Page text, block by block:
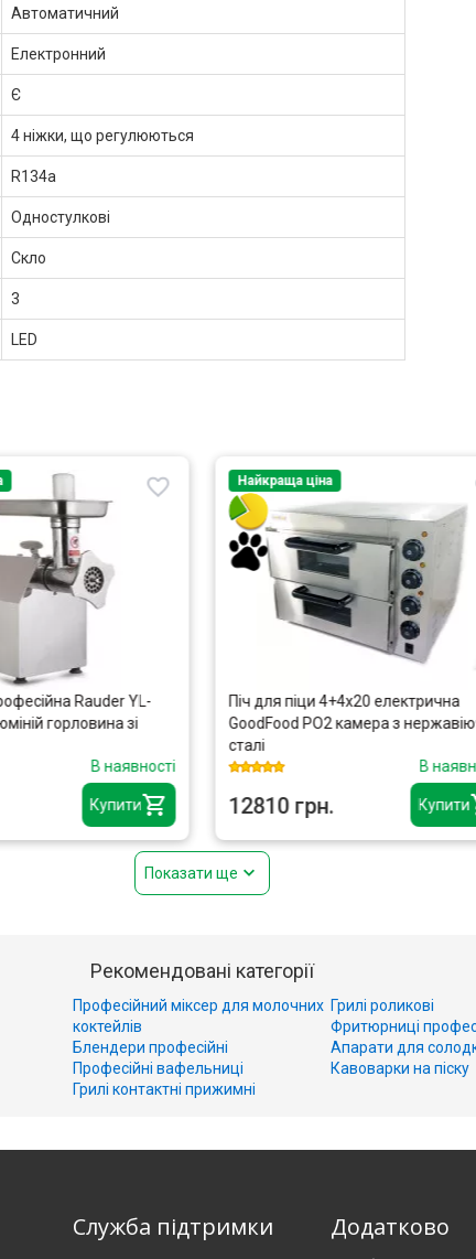
Автоматичний
Електронний
Є
4 ніжки, що регулюються
R134a
Одностулкові
Скло
3
LED
Купити
Rauder YL-
горловина зі
В наявності
Купити
Найкраща ціна
Піч для піци 4+4х20 електрична
GoodFood PO2 камера з
сталі
В
12810 грн.
Показати ще
Рекомендовані категорії
Професійний міксер для молочних
коктейлів
Блендери професійні
Професійні вафельниці
Грилі контактні прижимні
Грилі роликові
Фритюрниці
Апарати для
Кавоварки на піску
Служба підтримки Додатково